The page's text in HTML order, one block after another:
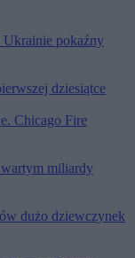
Ukrainie pokaźny
dziesiątce
Chicago Fire
wartym miliardy
dużo dziewczynek